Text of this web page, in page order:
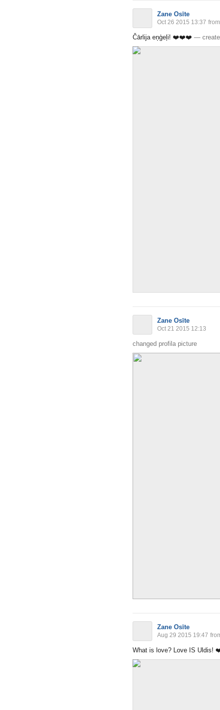
Zane Osīte
Oct 26 2015 13:37
Čārlija eņģeļi! ❤️❤️❤️ —
Zane Osīte
Oct 21 2015 12:13
changed profila picture
Zane Osīte
Aug 29 2015 19:47
What is love? Love IS Uldis!